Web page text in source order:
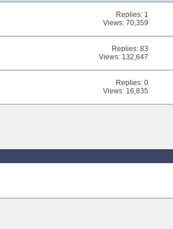
Replies: 1
Views: 70,359
Replies:83
Views: 132,647
Replies:0
Views: 16,835